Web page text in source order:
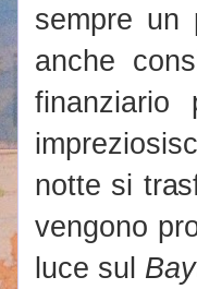
sempre un
anche
notte si
vengono
luce sul